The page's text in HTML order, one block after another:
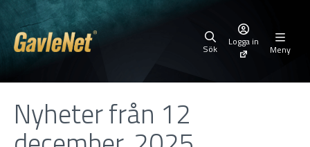
Sök
Logga in
Meny
Nyheter från 12